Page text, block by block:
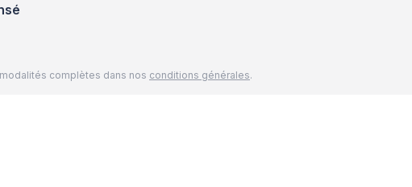
complètes dans nos conditions générales.